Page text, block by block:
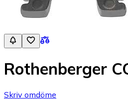
Rothenberger
Skriv omdöme